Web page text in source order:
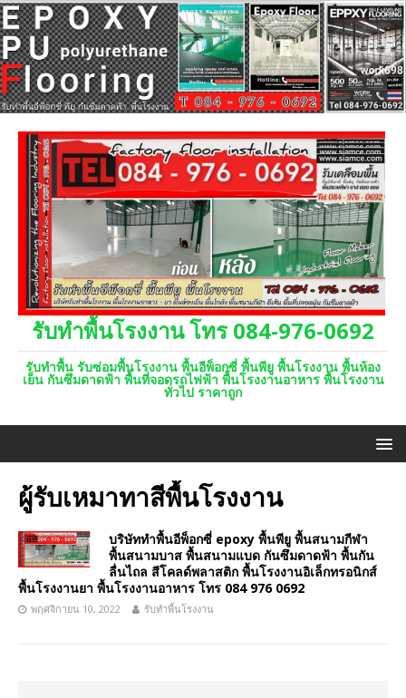
รับทำพื้นโรงงาน โทร 084-976-0692
รับทำพื้น รับซ่อมพื้นโรงงาน พื้นอีพ็อกซี่ พื้นพียู พื้นโรงงาน พื้นห้อง
เย็น กันซึมดาดฟ้า พื้นที่จอดรถไฟฟ้า พื้นโรงงานอาหาร พื้นโรงงาน
ทั่วไป ราคาถูก
ผู้รับเหมาทาสีพื้นโรงงาน
บริษัททำพื้นอีพ็อกซี่ epoxy พื้นพียู พื้นสนามกีฬา
พื้นสนามบาส พื้นสนามแบด กันซึมดาดฟ้า พื้นกัน
ลื่นไถล สีโคลด์พลาสติก พื้นโรงงานอิเล็กทรอนิกส์
พื้นโรงงานยา พื้นโรงงานอาหาร โทร 084 976 0692
พฤศจิกายน 10, 2022 รับทำพื้นโรงงาน